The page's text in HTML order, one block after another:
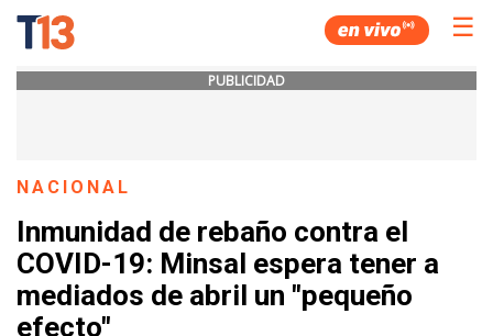
☰
PUBLICIDAD
NACIONAL
Inmunidad de rebaño contra el
COVID-19: Minsal espera tener a
mediados de abril un "pequeño
efecto"